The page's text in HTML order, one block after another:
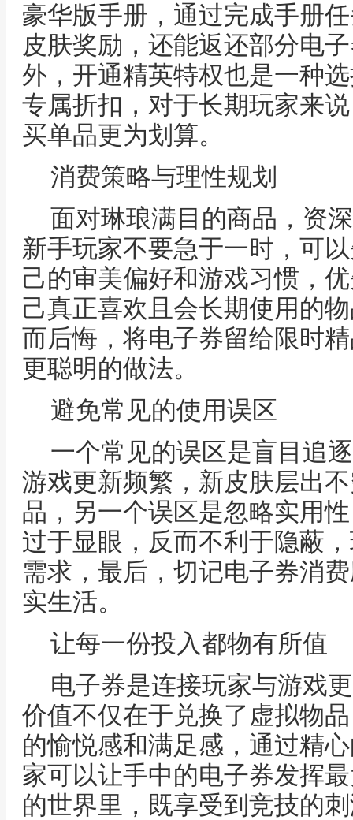
豪华版手册，通过完成手册
皮肤奖励，还能返还部分电
外，开通精英特权也是一种
专属折扣，对于长期玩家来
买单品更为划算。
消费策略与理性规划
面对琳琅满目的商品，资
新手玩家不要急于一时，可
己的审美偏好和游戏习惯，
己真正喜欢且会长期使用的
而后悔，将电子券留给限时
更聪明的做法。
避免常见的使用误区
一个常见的误区是盲目追
游戏更新频繁，新皮肤层出
品，另一个误区是忽略实用
过于显眼，反而不利于隐蔽
需求，最后，切记电子券消
实生活。
让每一份投入都物有所值
电子券是连接玩家与游戏
价值不仅在于兑换了虚拟物
的愉悦感和满足感，通过精
家可以让手中的电子券发挥
的世界里，既享受到竞技的